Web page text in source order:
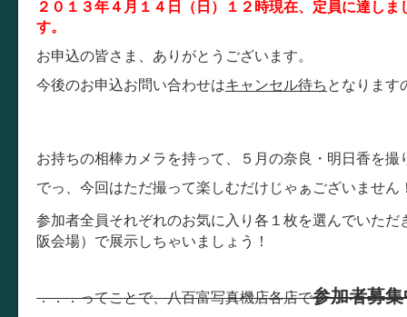
２０１３年４月１４日（日）１２時現在、定員に達し
す。
お申込の皆さま、ありがとうございます。
今後のお申込お問い合わせはキャンセル待ち となります
お持ちの相棒カメラを持って、５月の奈良・明日香を撮
でっ、今回はただ撮って楽しむだけじゃぁございません
参加者全員それぞれのお気に入り各１枚を選んでいただ
阪会場）で展示しちゃいましょう！
．．．ってことで、八百富写真機店各店で参加者募集